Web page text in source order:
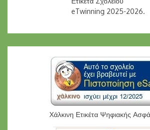
eTwinning 2025-2026.
Χάλκινη Ετικέτα Ψηφιακής